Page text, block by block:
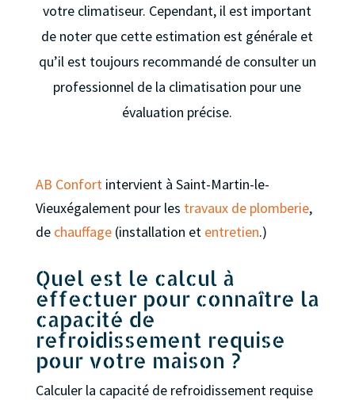
votre climatiseur. Cependant, il est important
de noter que cette estimation est générale et
qu’il est toujours recommandé de consulter un
professionnel de la climatisation pour une
évaluation précise.
AB Confortintervient à Saint-Martin-le-
Vieuxégalement pour les travaux de plomberie,
de chauffage(installation et entretien.)
Quel est le calcul à
effectuer pour connaître la
capacité de
refroidissement requise
pour votre maison ?
Calculer la capacité de refroidissement requise